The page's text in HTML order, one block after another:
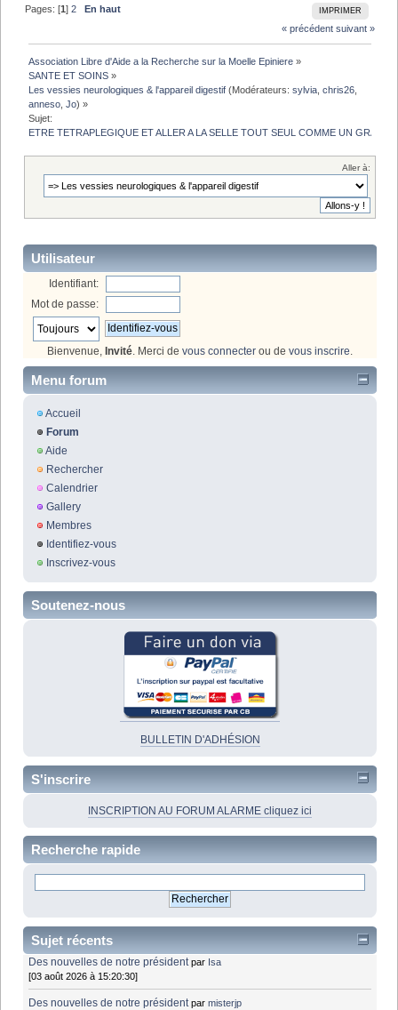
IMPRIMER
Pages: [1]2
En haut
« précédent suivant »
Association Libre d'Aide a la Recherche sur la Moelle Epiniere »
SANTE ET SOINS »
Les vessies neurologiques & l'appareil digestif (Modérateurs:sylvia ,chris26
anneso ,Jo) »
Sujet:
ETRE TETRAPLEGIQUE ET ALLER A LA SELLE TOUT SEUL COMME UN GRAND
Aller à:
Utilisateur
Identifiant:
Mot de passe:
Bienvenue, Invité. Merci de vous connecter ou de vous inscrire.
Menu forum
Accueil
Forum
Aide
Rechercher
Calendrier
Gallery
Membres
Identifiez-vous
Inscrivez-vous
Soutenez-nous
BULLETIN D'ADHÉSION
S'inscrire
INSCRIPTION AU FORUM ALARME cliquez ici
Recherche rapide
Sujet récents
Des nouvelles de notre président par Isa
[03 août 2026 à 15:20:30]
Des nouvelles de notre président parmisterjp